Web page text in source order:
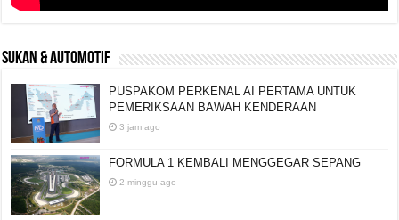
SUKAN & AUTOMOTIF
PUSPAKOM PERKENAL AI PERTAMA UNTUK
PEMERIKSAAN BAWAH KENDERAAN
3 jam ago
FORMULA 1 KEMBALI MENGGEGAR SEPANG
2 minggu ago